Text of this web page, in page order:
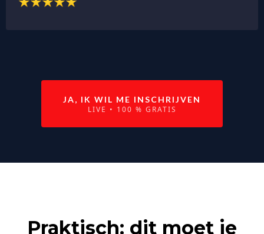
JA, IK WIL ME INSCHRIJVEN
LIVE • 100 % GRATIS
Praktisch: dit moet je